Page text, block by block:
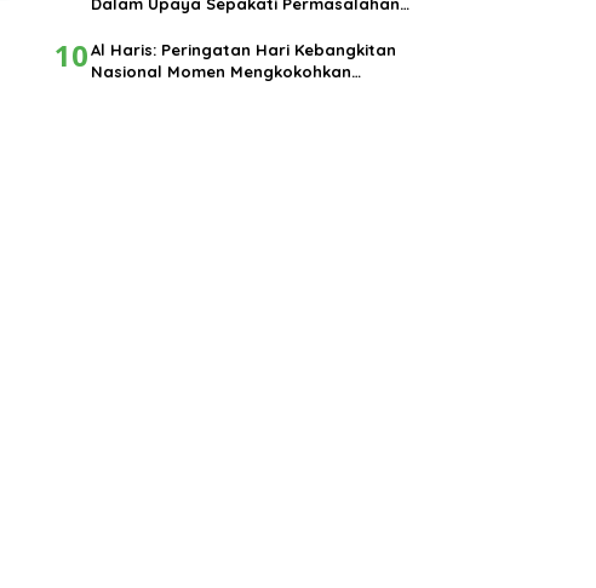
Dalam Upaya Sepakati Permasalahan
10Al Haris: Peringatan Hari Kebangkitan
Nasional Momen Mengkokohkan